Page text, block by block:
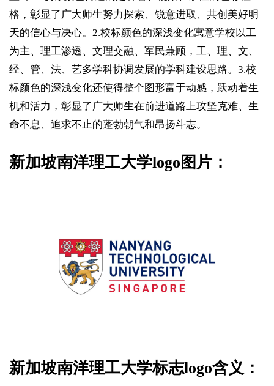
格，彰显了广大师生努力探索、锐意进取、共创美好明
天的信心与决心。2.校标颜色的深浅变化寓意学校以工
为主、理工渗透、文理交融、军民兼顾，工、理、文、
经、管、法、艺多学科协调发展的学科建设思路。3.校
标颜色的深浅变化还使得整个图形富于动感，跃动着生
机和活力，彰显了广大师生在前进道路上攻坚克难、生
命不息、追求不止的蓬勃朝气和昂扬斗志。
新加坡南洋理工大学logo图片：
新加坡南洋理工大学标志logo含义：